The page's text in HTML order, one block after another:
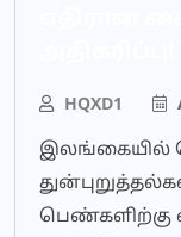
HQXD1
இலங்கையில்
பெண்களிற்கு